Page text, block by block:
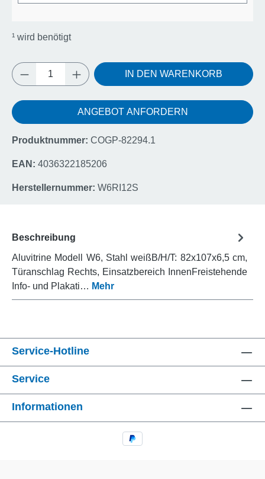
¹ wird benötigt
Produkt Anzahl: Gib den gewünschten
IN DEN WARENKORB
ANGEBOT ANFORDERN
Produktnummer: COGP-82294.1
EAN: 4036322185206
Herstellernummer: W6RI12S
Beschreibung
Aluvitrine Modell W6, Stahl weißB/H/T: 82x107x6,5 cm,
Türanschlag Rechts, Einsatzbereich InnenFreistehende
Info- und Plakati… Mehr
Service-Hotline
Service
Informationen